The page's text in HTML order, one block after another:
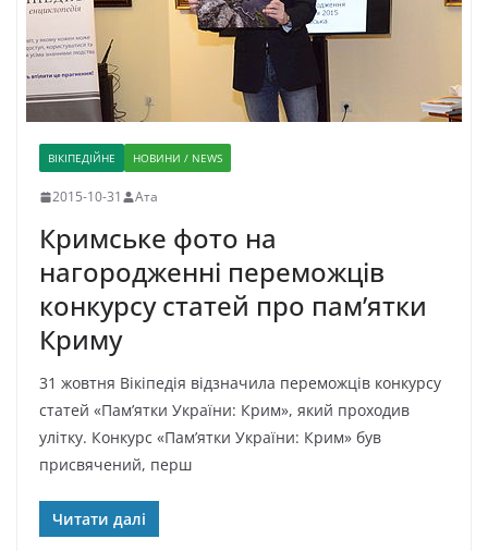
ВІКІПЕДІЙНЕ НОВИНИ / NEWS
2015-10-31 Ата
Кримське фото на
нагородженні переможців
конкурсу статей про пам’ятки
Криму
31 жовтня Вікіпедія відзначила переможців конкурсу
статей «Пам’ятки України: Крим», який проходив
улітку. Конкурс «Пам’ятки України: Крим» був
присвячений, перш
Читати далі